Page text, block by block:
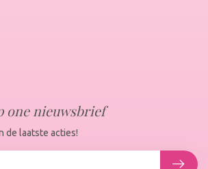
one nieuwsbrief
de laatste acties!